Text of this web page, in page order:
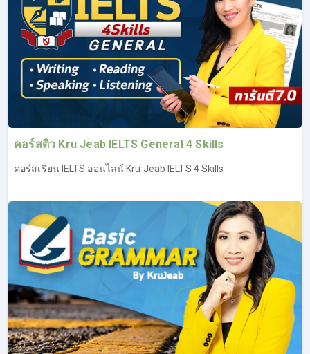
หลายคนที่ประสบปัญหาสอบตกทักษะ Writing เพราะขาด
ทักษะบางอย่าง แม้ในกลุ่มคนที่มีพื้นฐานภาษาอังกฤษที่ดีอยู่
แล้ว ก็ยังสอบตกทักษะนี้ แต่ถ้าหากเรียน IELTS Writing จะได้รู้
เทคนิคที่มากขึ้น และสามารถเขียนเพิ่มคะแนนได้ หลายคนที่
เรียน IELTS Writing ประสบความสำเร็จในการทำข้อสอบ
สามารถพิชิต Band ได้ตามเป้า (ทดลองเรียน IELTS ฟรี เรียน
IELTS Writing ที่ลิงค์นี้
https://opendurian.com/ielts_writing#productContent)
ภาพรวม และวิเคราะห์ข้อสอบ IELTS Writing รู้แนว
การเขียนระดับ Advanced
ไวยากรณ์ และศัพท์ที่จำเป็นในการเขียนเพื่ออัพคะแนนให้
สูงขึ้น
เทคนิคการเขียน สิ่งที่ควร และไม่ควรทำ
ตัวอย่างงานเขียนแต่ละแบบ พร้อมอธิบายให้เข้าใจ นำไป
ใช้ได้จริง
แบบแผนการเขียน และไอเดียในการเขียนงานให้ได้
คะแนนสูง
คอร์สติว Kru Jeab IELTS General 4 Skills
คอร์สเรียน IELTS ออนไลน์ Kru Jeab IELTS 4 Skills